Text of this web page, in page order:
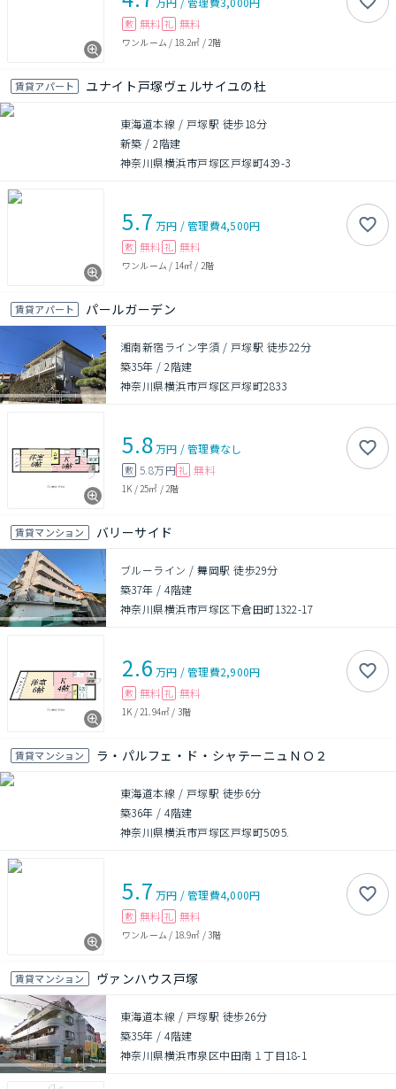
敷 無料 礼 無料
ワンルーム / 18.2㎡ / 2階
賃貸アパート ユナイト戸塚ヴェルサイユの杜
東海道本線 / 戸塚駅 徒歩18分
新築 /2階建
神奈川県横浜市戸塚区戸塚町439-3
5.7 万円 /管理費4,500円
敷 無料 礼 無料
ワンルーム / 14㎡ / 2階
賃貸アパート パールガーデン
湘南新宿ライン宇須 / 戸塚駅 徒歩22分
築35年 /2階建
神奈川県横浜市戸塚区戸塚町2833
5.8万円 /管理費なし
敷 5.8万円 礼 無料
1K / 25㎡ / 2階
賃貸マンション バリーサイド
ブルーライン / 舞岡駅 徒歩29分
築37年 /4階建
神奈川県横浜市戸塚区下倉田町1322-17
2.6 万円 /管理費2,900円
敷 無料 礼 無料
1K / 21.94㎡ / 3階
賃貸マンション ラ・パルフェ・ド・シャテーニュＮＯ２
東海道本線 / 戸塚駅 徒歩6分
築36年 /4階建
神奈川県横浜市戸塚区戸塚町5095.
5.7 万円 /管理費4,000円
敷 無料 礼 無料
ワンルーム / 18.9㎡ /3階
賃貸マンション ヴァンハウス戸塚
東海道本線 / 戸塚駅 徒歩26分
築35年 /4階建
神奈川県横浜市泉区中田南１丁目18-1